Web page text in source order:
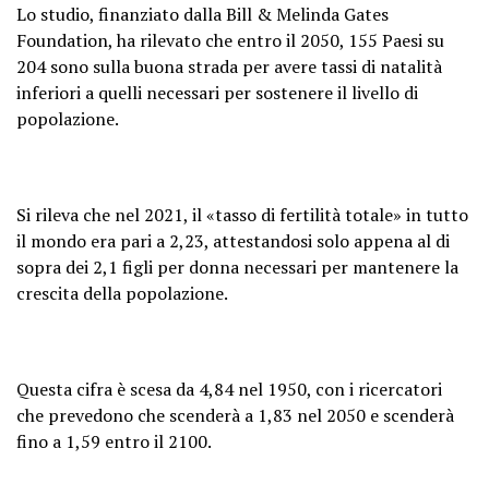
Lo studio, finanziato dalla Bill & Melinda Gates
Foundation, ha rilevato che entro il 2050, 155 Paesi su
204 sono sulla buona strada per avere tassi di natalità
inferiori a quelli necessari per sostenere il livello di
popolazione.
Si rileva che nel 2021, il «tasso di fertilità totale» in tutto
il mondo era pari a 2,23, attestandosi solo appena al di
sopra dei 2,1 figli per donna necessari per mantenere la
crescita della popolazione.
Questa cifra è scesa da 4,84 nel 1950, con i ricercatori
che prevedono che scenderà a 1,83 nel 2050 e scenderà
fino a 1,59 entro il 2100.